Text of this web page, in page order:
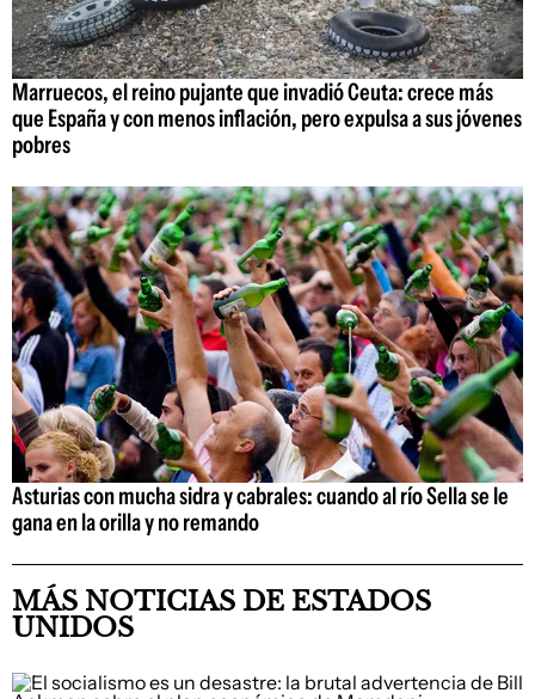
Marruecos, el reino pujante que invadió Ceuta: crece más
que España y con menos inflación, pero expulsa a sus jóvenes
pobres
Asturias con mucha sidra y cabrales: cuando al río Sella se le
gana en la orilla y no remando
MÁS NOTICIAS DE ESTADOS
UNIDOS